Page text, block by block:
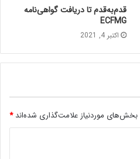
قدم‌به‌قدم تا دریافت گواهی‌نامه
ECFMG
اکتبر 4, 2021
بخش‌های موردنیاز علامت‌گذاری شده‌اند*